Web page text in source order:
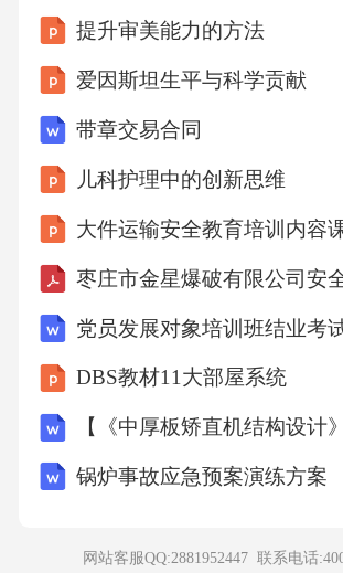
提升审美能力的方法
爱因斯坦生平与科学贡献
带章交易合同
儿科护理中的创新思维
大件运输安全教育培训内容
党员发展对象培训班结业考
DBS教材11大部屋系统
锅炉事故应急预案演练方案
网站客服QQ:2881952447 联系电话: